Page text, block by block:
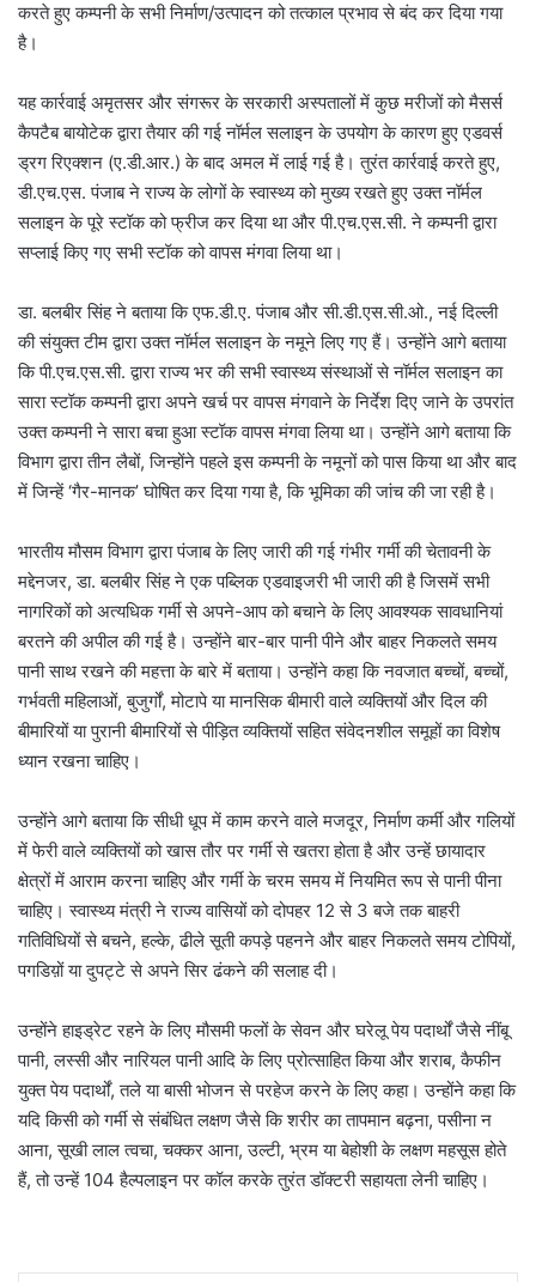
करते हुए कम्पनी के सभी निर्माण/उत्पादन को तत्काल प्रभाव से बंद कर दिया गया
है।
यह कार्रवाई अमृतसर और संगरूर के सरकारी अस्पतालों में कुछ मरीजों को मैसर्स
कैपटैब बायोटेक द्वारा तैयार की गई नॉर्मल सलाइन के उपयोग के कारण हुए एडवर्स
ड्रग रिएक्शन (ए.डी.आर.) के बाद अमल में लाई गई है। तुरंत कार्रवाई करते हुए,
डी.एच.एस. पंजाब ने राज्य के लोगों के स्वास्थ्य को मुख्य रखते हुए उक्त नॉर्मल
सलाइन के पूरे स्टॉक को फ्रीज कर दिया था और पी.एच.एस.सी. ने कम्पनी द्वारा
सप्लाई किए गए सभी स्टॉक को वापस मंगवा लिया था।
डा. बलबीर सिंह ने बताया कि एफ.डी.ए. पंजाब और सी.डी.एस.सी.ओ., नई दिल्ली
की संयुक्त टीम द्वारा उक्त नॉर्मल सलाइन के नमूने लिए गए हैं। उन्होंने आगे बताया
कि पी.एच.एस.सी. द्वारा राज्य भर की सभी स्वास्थ्य संस्थाओं से नॉर्मल सलाइन का
सारा स्टॉक कम्पनी द्वारा अपने खर्च पर वापस मंगवाने के निर्देश दिए जाने के उपरांत
उक्त कम्पनी ने सारा बचा हुआ स्टॉक वापस मंगवा लिया था। उन्होंने आगे बताया कि
विभाग द्वारा तीन लैबों, जिन्होंने पहले इस कम्पनी के नमूनों को पास किया था और बाद
में जिन्हें ‘गैर-मानक’ घोषित कर दिया गया है, कि भूमिका की जांच की जा रही है।
भारतीय मौसम विभाग द्वारा पंजाब के लिए जारी की गई गंभीर गर्मी की चेतावनी के
मद्देनजर, डा. बलबीर सिंह ने एक पब्लिक एडवाइजरी भी जारी की है जिसमें सभी
नागरिकों को अत्यधिक गर्मी से अपने-आप को बचाने के लिए आवश्यक सावधानियां
बरतने की अपील की गई है। उन्होंने बार-बार पानी पीने और बाहर निकलते समय
पानी साथ रखने की महत्ता के बारे में बताया। उन्होंने कहा कि नवजात बच्चों, बच्चों,
गर्भवती महिलाओं, बुजुर्गों, मोटापे या मानसिक बीमारी वाले व्यक्तियों और दिल की
बीमारियों या पुरानी बीमारियों से पीड़ित व्यक्तियों सहित संवेदनशील समूहों का विशेष
ध्यान रखना चाहिए।
उन्होंने आगे बताया कि सीधी धूप में काम करने वाले मजदूर, निर्माण कर्मी और गलियों
में फेरी वाले व्यक्तियों को खास तौर पर गर्मी से खतरा होता है और उन्हें छायादार
क्षेत्रों में आराम करना चाहिए और गर्मी के चरम समय में नियमित रूप से पानी पीना
चाहिए। स्वास्थ्य मंत्री ने राज्य वासियों को दोपहर 12 से 3 बजे तक बाहरी
गतिविधियों से बचने, हल्के, ढीले सूती कपड़े पहनने और बाहर निकलते समय टोपियों,
पगडिय़ों या दुपट्टे से अपने सिर ढंकने की सलाह दी।
उन्होंने हाइड्रेट रहने के लिए मौसमी फलों के सेवन और घरेलू पेय पदार्थों जैसे नींबू
पानी, लस्सी और नारियल पानी आदि के लिए प्रोत्साहित किया और शराब, कैफीन
युक्त पेय पदार्थों, तले या बासी भोजन से परहेज करने के लिए कहा। उन्होंने कहा कि
यदि किसी को गर्मी से संबंधित लक्षण जैसे कि शरीर का तापमान बढ़ना, पसीना न
आना, सूखी लाल त्वचा, चक्कर आना, उल्टी, भ्रम या बेहोशी के लक्षण महसूस होते
हैं, तो उन्हें 104 हैल्पलाइन पर कॉल करके तुरंत डॉक्टरी सहायता लेनी चाहिए।